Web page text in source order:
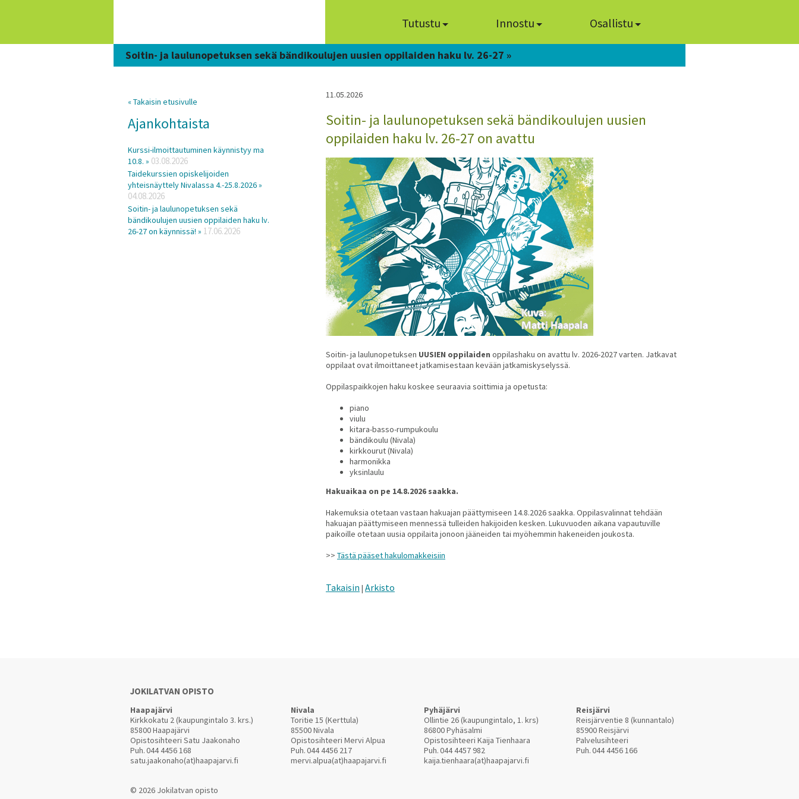
Tutustu Innostu Osallistu
Soitin- ja laulunopetuksen sekä bändikoulujen uusien oppilaiden haku lv. 26-27 »
11.05.2026
Soitin- ja laulunopetuksen sekä bändikoulujen uusien
oppilaiden haku lv. 26-27 on avattu
Soitin- ja laulunopetuksen UUSIEN oppilaiden oppilashaku on avattu lv. 2026-2027 varten. Jatkavat
oppilaat ovat ilmoittaneet jatkamisestaan kevään jatkamiskyselyssä.
Oppilaspaikkojen haku koskee seuraavia soittimia ja opetusta:
piano
viulu
kitara-basso-rumpukoulu
bändikoulu (Nivala)
kirkkourut (Nivala)
harmonikka
yksinlaulu
Hakuaikaa on pe 14.8.2026 saakka.
Hakemuksia otetaan vastaan hakuajan päättymiseen 14.8.2026 saakka. Oppilasvalinnat tehdään
hakuajan päättymiseen mennessä tulleiden hakijoiden kesken. Lukuvuoden aikana vapautuville
paikoille otetaan uusia oppilaita jonoon jääneiden tai myöhemmin hakeneiden joukosta.
>> Tästä pääset hakulomakkeisiin
Takaisin | Arkisto
« Takaisin etusivulle
Ajankohtaista
Kurssi-ilmoittautuminen käynnistyy ma
10.8. » 03.08.2026
Taidekurssien opiskelijoiden
yhteisnäyttely Nivalassa 4.-25.8.2026 »
04.08.2026
Soitin- ja laulunopetuksen sekä
bändikoulujen uusien oppilaiden haku lv.
26-27 on käynnissä! » 17.06.2026
JOKILATVAN OPISTO
Haapajärvi
Kirkkokatu 2 (kaupungintalo 3. krs.)
85800 Haapajärvi
Opistosihteeri Satu Jaakonaho
Puh.044 4456 168
satu.jaakonaho(at)haapajarvi.fi
Nivala
Toritie 15 (Kerttula)
85500 Nivala
Opistosihteeri Mervi Alpua
Puh.044 4456 217
mervi.alpua(at)haapajarvi.fi
Pyhäjärvi
Ollintie 26 (kaupungintalo, 1. krs)
86800 Pyhäsalmi
Opistosihteeri Kaija Tienhaara
Puh.044 4457 982
kaija.tienhaara(at)haapajarvi.fi
Reisjärvi
Reisjärventie 8 (kunnantalo)
85900 Reisjärvi
Palvelusihteeri
Puh.044 4456 166
© 2026 Jokilatvan opisto